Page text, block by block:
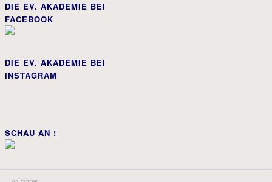
DIE EV. AKADEMIE BEI
FACEBOOK
DIE EV. AKADEMIE BEI
INSTAGRAM
SCHAU AN !